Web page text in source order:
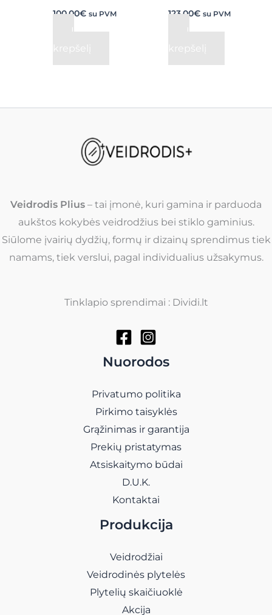
100,00€ su PVM
Į
krepšelį
123,00€ su PVM
Į
krepšelį
Veidrodis Plius – tai įmonė, kuri gamina ir parduoda
aukštos kokybės veidrodžius bei stiklo gaminius.
Siūlome įvairių dydžių, formų ir dizainų sprendimus tiek
namams, tiek verslui, pagal individualius užsakymus.
Tinklapio sprendimai : Dividi.lt
Nuorodos
Privatumo politika
Pirkimo taisyklės
Grąžinimas ir garantija
Prekių pristatymas
Atsiskaitymo būdai
D.U.K.
Kontaktai
Produkcija
Veidrodžiai
Veidrodinės plytelės
Plytelių skaičiuoklė
Akcija